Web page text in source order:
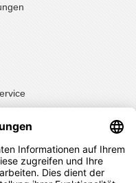
können Sie sich
den Widerrufen Button